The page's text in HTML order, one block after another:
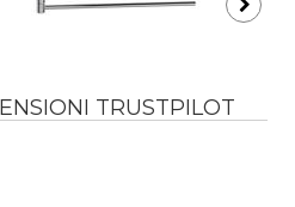
TRUSTPILOT